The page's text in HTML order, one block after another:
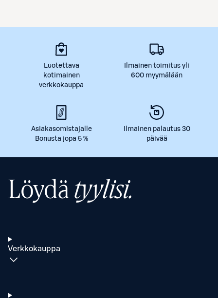
Luotettava
kotimainen
verkkokauppa
Ilmainen toimitus yli
600 myymälään
Asiakasomistajalle
Bonusta jopa 5 %
Ilmainen palautus 30
päivää
Löydä tyylisi.
Verkkokauppa